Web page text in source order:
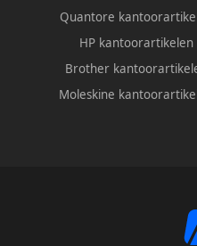
Quantore
HP kantoorartikelen
Brother
Moleskine